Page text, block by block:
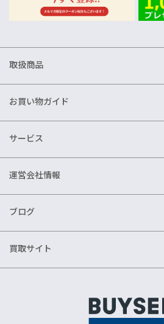
取扱商品
お買い物ガイド
サービス
運営会社情報
ブログ
買取サイト